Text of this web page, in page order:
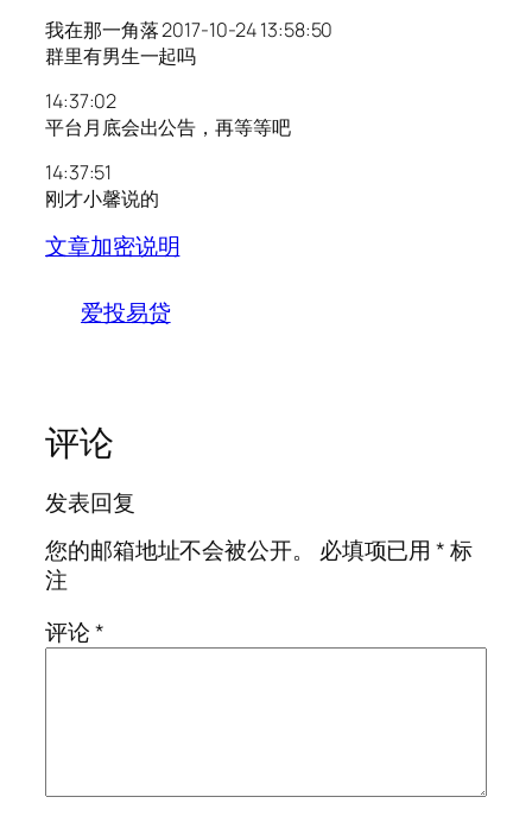
我在那一角落 2017-10-24 13:58:50
群里有男生一起吗
14:37:02
平台月底会出公告，再等等吧
14:37:51
刚才小馨说的
文章加密说明
爱投易贷
评论
发表回复
您的邮箱地址不会被公开。
必填项已用*标
注
评论*